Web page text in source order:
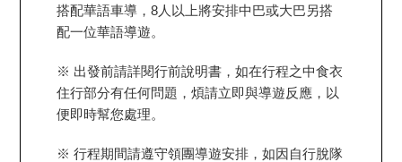
搭配華語車導，8人以上將安排中巴或大巴另搭
配一位華語導遊。
※ 出發前請詳閱行前說明書，如在行程之中食衣
住行部分有任何問題，煩請立即與導遊反應，以
便即時幫您處理。
※ 行程期間請遵守領團導遊安排，如因自行脫隊